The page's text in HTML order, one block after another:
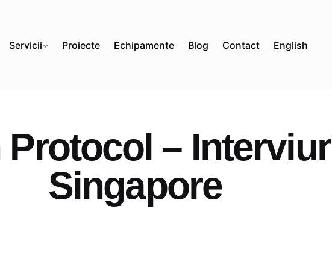
Servicii Proiecte Echipamente Blog Contact English
Protocol –
Singapore